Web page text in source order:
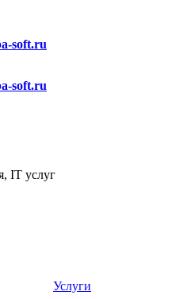
soft.ru
soft.ru
IT услуг
Услуги